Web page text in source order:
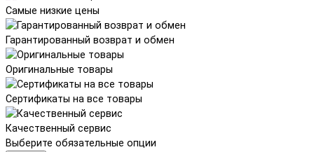
Самые низкие цены
Гарантированный возврат и обмен
Оригинальные товары
Сертификаты на все товары
Качественный сервис
Выберите обязательные опции